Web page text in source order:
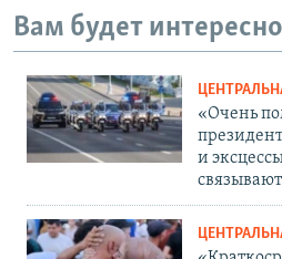
Вам будет интересно
«Очень
и
связывают